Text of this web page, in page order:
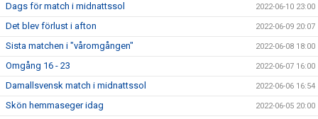
Dags för match i midnattssol 2022-06-10 23:00
Det blev förlust i afton 2022-06-09 20:07
Sista matchen i "våromgången" 2022-06-08 18:00
Omgång 16 - 23 2022-06-07 16:00
Damallsvensk match i midnattssol 2022-06-06 16:54
Skön hemmaseger idag 2022-06-05 20:00